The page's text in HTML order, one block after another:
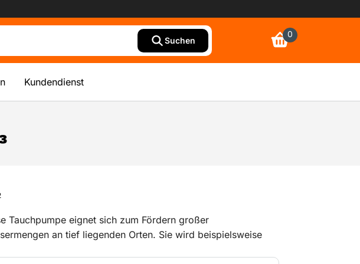
Suchen
0
Kundendienst
Tauchpumpe eignet sich zum Fördern großer
an tief liegenden Orten. Sie wird beispielsweise